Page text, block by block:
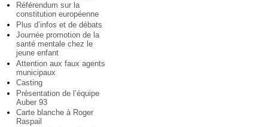
Référendum sur la
constitution européenne
Plus d’infos et de débats
Journée promotion de la
santé mentale chez le
jeune enfant
Attention aux faux agents
municipaux
Casting
Présentation de l’équipe
Auber 93
Carte blanche à Roger
Raspail